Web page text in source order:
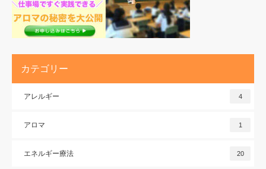
カテゴリー
アレルギー 4
アロマ 1
エネルギー療法 20